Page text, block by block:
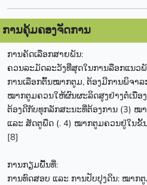
ການຄຸ້ມຄອງຈັດການ
ການຄັດເລືອກສາຍພັນ:
ຄວນລະມັດລະວັງທີ່ສຸດໃນການລືອກແນວ
ການເລືອກຕົ້ນໝາກຕູມ, ຕ້ອງມີການພິຈາ
ໝາກຕູມຄວນໃຫ້ຜົນຜະລິດສູງຢ່າງຕໍ່ເນື່
ຕ້ອງດີກັບທຸກລັກສະນະທີ່ຕ້ອງການ (3) ໝ
ແລະ ສັດຕູພືດ (. 4) ໝາກຕູມຄວນຢູ່ໃນຂັ້
[8]
ການກຽມພື້ນທີ່:
ການທົດສອບ ແລະ ການປັບປຸງດິນ: ໝາກ